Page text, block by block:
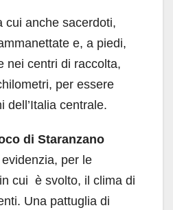
cui anche sacerdoti,
e, a piedi,
nei centri di raccolta,
per essere
dell’Italia centrale.
di Staranzano
evidenzia, per le
cui è svolto, il clima di
Una pattuglia di